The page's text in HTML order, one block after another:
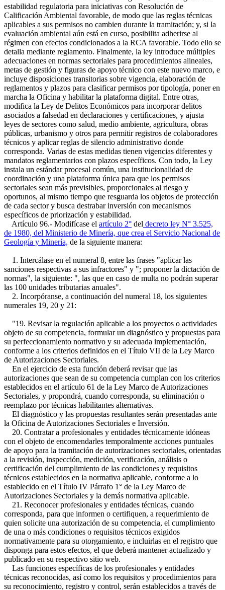
estabilidad regulatoria para iniciativas con Resolución de
Calificación Ambiental favorable, de modo que las reglas técnicas
aplicables a sus permisos no cambien durante la tramitación; y, si la
evaluación ambiental aún está en curso, posibilita adherirse al
régimen con efectos condicionados a la RCA favorable. Todo ello se
detalla mediante reglamento. Finalmente, la ley introduce múltiples
adecuaciones en normas sectoriales para procedimientos alineales,
metas de gestión y figuras de apoyo técnico con este nuevo marco, e
incluye disposiciones transitorias sobre vigencia, elaboración de
reglamentos y plazos para clasificar permisos por tipología, poner en
marcha la Oficina y habilitar la plataforma digital. Entre otras,
modifica la Ley de Delitos Económicos para incorporar delitos
asociados a falsedad en declaraciones y certificaciones, y ajusta
leyes de sectores como salud, medio ambiente, agricultura, obras
públicas, urbanismo y otros para permitir registros de colaboradores
técnicos y aplicar reglas de silencio administrativo donde
corresponda. Varias de estas medidas tienen vigencias diferentes y
mandatos reglamentarios con plazos específicos. Con todo, la Ley
instala un estándar procesal común, una institucionalidad de
coordinación y una plataforma única para que los permisos
sectoriales sean más previsibles, proporcionales al riesgo y
oportunos, al mismo tiempo que resguarda los objetos de protección
de cada sector y busca destrabar inversión con mecanismos
específicos de priorización y estabilidad.
Artículo 96.- Modifícase el artículo 2° del decreto ley N° 3.525,
de 1980, del Ministerio de Minería, que crea el Servicio Nacional de
Geología y Minería, de la siguiente manera:
1. Intercálase en el numeral 8, entre las frases "aplicar las
sanciones respectivas a sus infractores" y "; proponer la dictación de
normas", la siguiente: ", las que en caso de multa no podrán superar
las 100 unidades tributarias anuales".
2. Incorpóranse, a continuación del numeral 18, los siguientes
numerales 19, 20 y 21:
"19. Revisar la regulación aplicable a los proyectos o actividades
objeto de su competencia, formular un diagnóstico y propuestas para
su perfeccionamiento normativo y su adecuada implementación,
conforme a los criterios definidos en el Título VII de la Ley Marco
de Autorizaciones Sectoriales.
En el ejercicio de esta función deberá revisar que las
autorizaciones que sean de su competencia cumplan con los criterios
establecidos en el artículo 61 de la Ley Marco de Autorizaciones
Sectoriales, y propondrá, cuando corresponda, su eliminación o
reemplazo por técnicas habilitantes alternativas.
El diagnóstico y las propuestas resultantes serán presentadas ante
la Oficina de Autorizaciones Sectoriales e Inversión.
20. Contratar a profesionales y entidades técnicamente idóneas
con el objeto de encomendarles temporalmente acciones puntuales
de apoyo para la tramitación de autorizaciones sectoriales, orientadas
a la revisión, inspección, medición, verificación, análisis o
certificación del cumplimiento de las condiciones y requisitos
técnicos establecidos en la normativa aplicable, conforme a lo
establecido en el Título IV Párrafo 1° de la Ley Marco de
Autorizaciones Sectoriales y la demás normativa aplicable.
21. Reconocer profesionales y entidades técnicas, cuando
corresponda, para que informen o certifiquen, a requerimiento de
quien solicite una autorización de su competencia, el cumplimiento
de una o más condiciones o requisitos técnicos exigidos
normativamente para su otorgamiento, e incluirlas en el registro que
disponga para estos efectos, el que deberá mantener actualizado y
publicado en su respectivo sitio web.
Las funciones específicas de los profesionales y entidades
técnicas reconocidas, así como los requisitos y procedimientos para
su reconocimiento, registro y control, serán establecidos a través de